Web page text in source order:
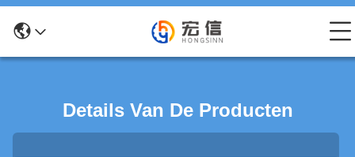
Details Van De Producten